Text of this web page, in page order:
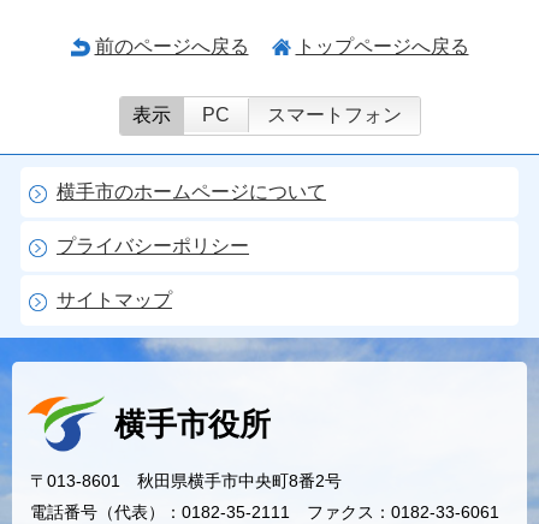
前のページへ戻る トップページへ戻る
表示 PC スマートフォン
横手市のホームページについて
プライバシーポリシー
サイトマップ
横手市役所
〒013-8601 秋田県横手市中央町8番2号
電話番号（代表）：0182-35-2111 ファクス：0182-33-6061